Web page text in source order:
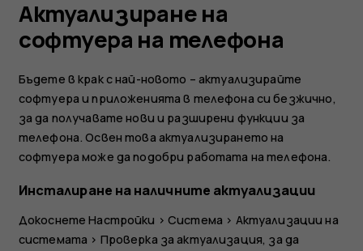
за
Nokia
8
Sirocco
Актуализиране на
софтуера на телефона
Бъдете в крак с най-новото – актуализирайте
софтуера и приложенията в телефона си безжично,
за да получавате нови и разширени функции за
телефона. Освен това актуализирането на
софтуера може да подобри работата на телефона.
Инсталиране на наличните актуализации
ДокоснетеНастройки >Система > Актуализации на
системата > Проверка за актуализация, за да